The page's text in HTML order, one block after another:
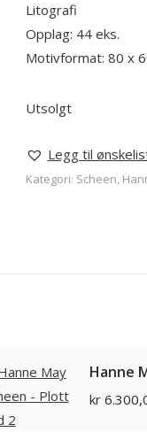
Litografi
Opplag: 44 eks.
Motivformat: 80 x
Utsolgt
Legg til
Kategori: Scheen,
Hanne
kr